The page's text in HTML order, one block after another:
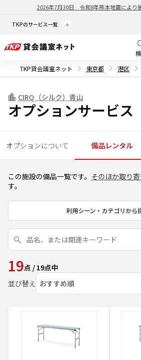
2026年7月30日 令和8年熊本地震により
TKPのサービス一覧
TKP貸会議室ネット
東京都 港区
CIRQ（シルク）青山
オプションサービス
オプションについて 備品レンタル
この施設の備品一覧です。 そのほか取り
す。
利用シーン・カテゴリから
19点 / 19点中
並び替え